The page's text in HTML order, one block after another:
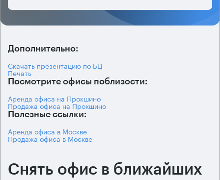
Дополнительно:
Скачать презентацию по БЦ
Печать
Посмотрите офисы поблизости:
Аренда офиса на Прокшино
Продажа офиса на Прокшино
Полезные ссылки:
Аренда офиса в Москве
Продажа офиса в Москве
Снять офис в ближайших